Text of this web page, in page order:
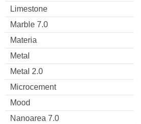
Limestone
Marble 7.0
Materia
Metal
Metal 2.0
Microcement
Mood
Nanoarea 7.0